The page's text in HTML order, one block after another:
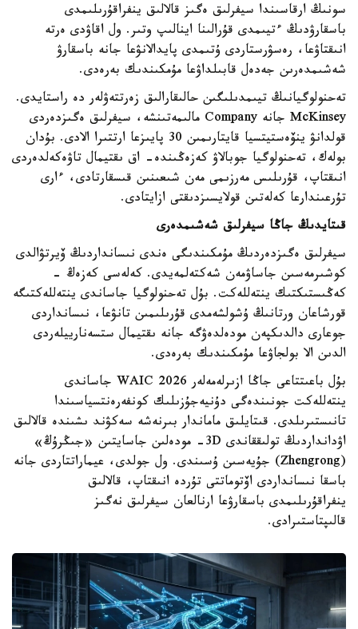
سونىڭ ارقاسىندا سيفرلىق ەگىز قالالىق ينفراقۇرىلىمدى
باسقارۋدىڭ ءتيىمدى قۇرالىنا اينالىپ وتىر. ول اقاۋدى ەرتە
انىقتاۋعا، رەسۋرستاردى ۇتىمدى پايدالانۋعا جانە باسقارۋ
شەشىمدەرىن جەدەل قابىلداۋعا مۇمكىندىك بەرەدى.
تەحنولوگيانىڭ تيىمدىلىگىن حالىقارالىق زەرتتەۋلەر دە راستايدى.
McKinsey جانە Company مالىمەتىنشە، سيفرلىق ەگىزدەردى
قولدانۋ ينۆەستيتسيا قايتارىمىن 30 پايىزعا ارتتىرا الادى. بۇدان
بولەك، تەحنولوگيا جوبالاۋ كەزەڭىندە- اق ىقتيمال تاۋەكەلدەردى
انىقتاپ، قۇرىلىس مەرزىمى مەن شىعىنىن قىسقارتادى، ءارى
تۇرعىندارعا كەلەتىن قولايسىزدىقتى ازايتادى.
قىتايدىڭ جاڭا سيفرلىق شەشىمدەرى
سيفرلىق ەگىزدەردىڭ مۇمكىندىگى ەندى نىسانداردىڭ ۆيرتۋالدى
كوشىرمەسىن جاساۋمەن شەكتەلمەيدى. كەلەسى كەزەڭ -
كەڭىستىكتىك ينتەللەكت. بۇل تەحنولوگيا جاساندى ينتەللەكتىگە
قورشاعان ورتانىڭ ۇشولشەمدى قۇرىلىمىن تانۋعا، نىسانداردى
جوعارى دالدىكپەن مودەلدەۋگە جانە ىقتيمال ستسەنارييلەردى
الدىن الا بولجاۋعا مۇمكىندىك بەرەدى.
بۇل باعىتتاعى جاڭا ازىرلەمەلەر WAIC 2026 جاساندى
ينتەللەكت جونىندەگى دۇنيەجۇزىلىك كونفەرەنتسياسىندا
تانىستىرىلدى. قىتايلىق ماماندار بىرنەشە سەكۋند ىشىندە قالالىق
اۋدانداردىڭ تولىققاندى 3D- مودەلىن جاسايتىن «جىڭرۇڭ»
(Zhengrong) جۇيەسىن ۇسىندى. ول جولدى، عيماراتتاردى جانە
باسقا نىسانداردى اۆتوماتتى تۇردە انىقتاپ، قالالىق
ينفراقۇرىلىمدى باسقارۋعا ارنالعان سيفرلىق نەگىز
قالىپتاستىرادى.